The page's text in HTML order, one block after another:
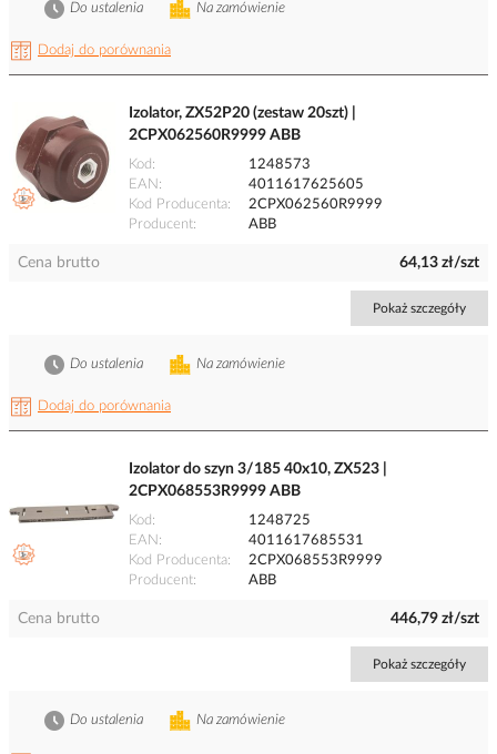
Dodaj do porównania
Na zamówienie
Do ustalenia
Izolator, ZX52P20 (zestaw 20szt) |
2CPX062560R9999 ABB
Kod
1248573
EAN
4011617625605
Kod Producenta
2CPX062560R9999
Producent
ABB
Cena brutto 64,13 zł/szt
Pokaż szczegóły
Dodaj do porównania
Na zamówienie
Do ustalenia
Izolator do szyn 3/185 40x10, ZX523 |
2CPX068553R9999 ABB
Kod
1248725
EAN
4011617685531
Kod Producenta
2CPX068553R9999
Producent
ABB
Cena brutto 446,79 zł/szt
Pokaż szczegóły
Na zamówienie
Do ustalenia